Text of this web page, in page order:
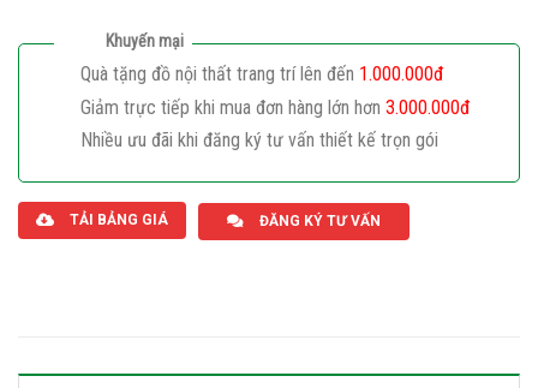
Khuyến mại
Quà tặng đồ nội thất trang trí lên đến 1.000.000đ
Giảm trực tiếp khi mua đơn hàng lớn hơn 3.000.000đ
Nhiều ưu đãi khi đăng ký tư vấn thiết kế trọn gói
TẢI BẢNG GIÁ ĐĂNG KÝ TƯ VẤN